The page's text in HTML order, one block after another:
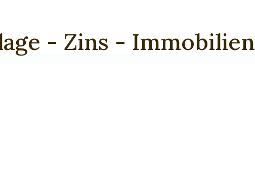
- Zins - Immobilien